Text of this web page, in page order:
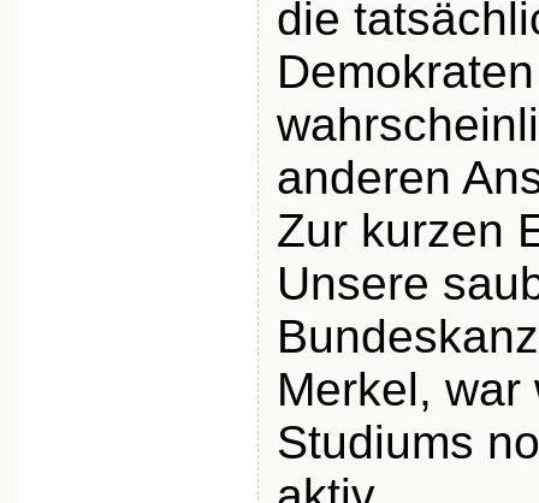
die
anderen
Zur kurzen
Unsere
Merkel, war
Studiums